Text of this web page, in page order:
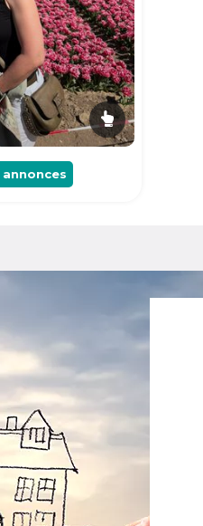
annonces